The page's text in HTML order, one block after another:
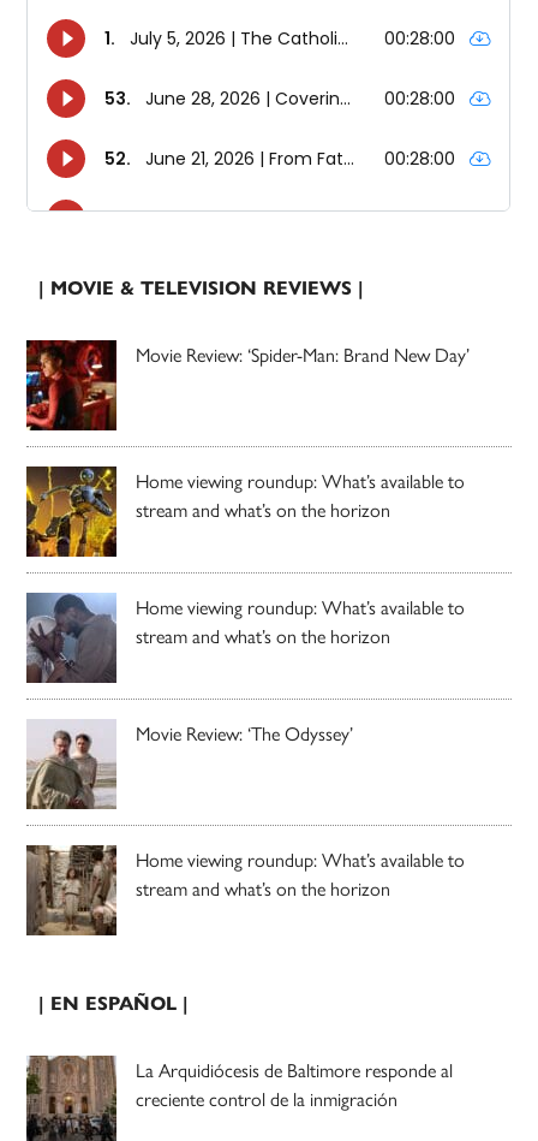
| MOVIE & TELEVISION REVIEWS |
Movie Review: ‘Spider-Man: Brand New Day’
Home viewing roundup: What’s available to
stream and what’s on the horizon
Home viewing roundup: What’s available to
stream and what’s on the horizon
Movie Review: ‘The Odyssey’
Home viewing roundup: What’s available to
stream and what’s on the horizon
| EN ESPAÑOL |
La Arquidiócesis de Baltimore responde al
creciente control de la inmigración